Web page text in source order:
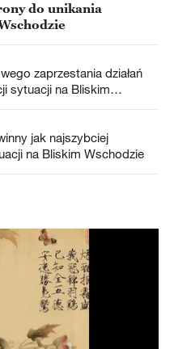
do unikania
zaprzestania działań
sytuacji na Bliskim
jak najszybciej
na Bliskim Wschodzie